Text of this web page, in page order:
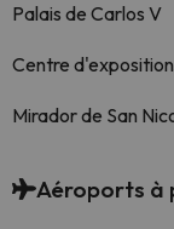
Palais de Carlos V
Centre
Mirador de San
Aéroports à